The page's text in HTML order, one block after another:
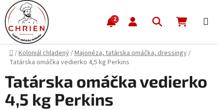
Prejsť na obsah
2 Hľadať
Domov
/Koloniál chladený/Majonéza, tatárska omáčka, dressingy/
Tatárska omáčka vedierko 4,5 kg Perkins
Tatárska omáčka vedierko
4,5 kg Perkins